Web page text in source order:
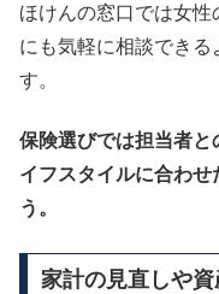
ほけんの窓口では女
にも気軽に相談できる
す。
保険選びでは担当者と
イフスタイルに合わせ
う。
家計の見直しや